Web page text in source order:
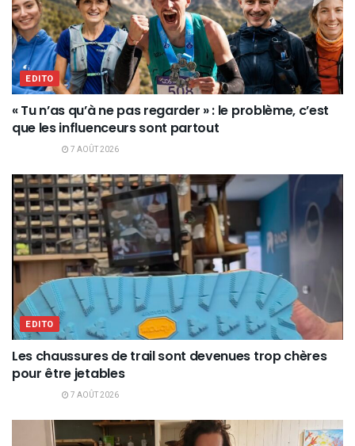
EDITO
« Tu n’as qu’à ne pas regarder » : le problème, c’est
que les influenceurs sont partout
7 AOÛT 2026
EDITO
Les chaussures de trail sont devenues trop chères
pour être jetables
7 AOÛT 2026